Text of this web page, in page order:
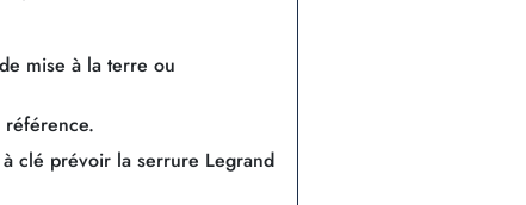
mise à la terre ou
clé prévoir la serrure Legrand